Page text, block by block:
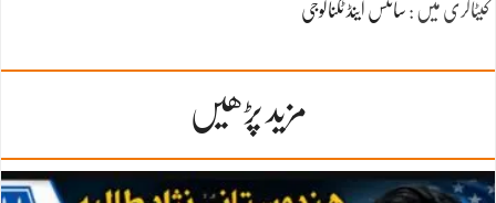
کیٹاگری میں : سائنس اینڈ ٹکنالوجی
مزید پڑھیں